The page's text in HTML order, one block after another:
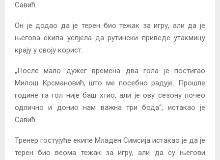
Савић.
Он је додао да је терен био тежак за игру, али да је
његова екипа успјела да рутински приведе утакмицу
крају у своју корист.
„После мало дужег времена два гола је постигао
Милош Крсмановић, што ме посебно радује. Прошле
године га гол није баш хтио, али је ову сезону почео
одлично и донио нам важна три бода“, истакао је
Савић.
Тренер гостујуће екипе Младен Симсија истакао је да је
терен био веома тежак за игру, али да су његови